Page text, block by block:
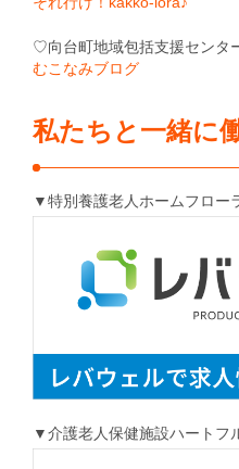
♡向台町地域包括支援センタ
むこなみブログ
私たちと一緒に
▼特別養護老人ホームフロー
▼介護老人保健施設ハートフ